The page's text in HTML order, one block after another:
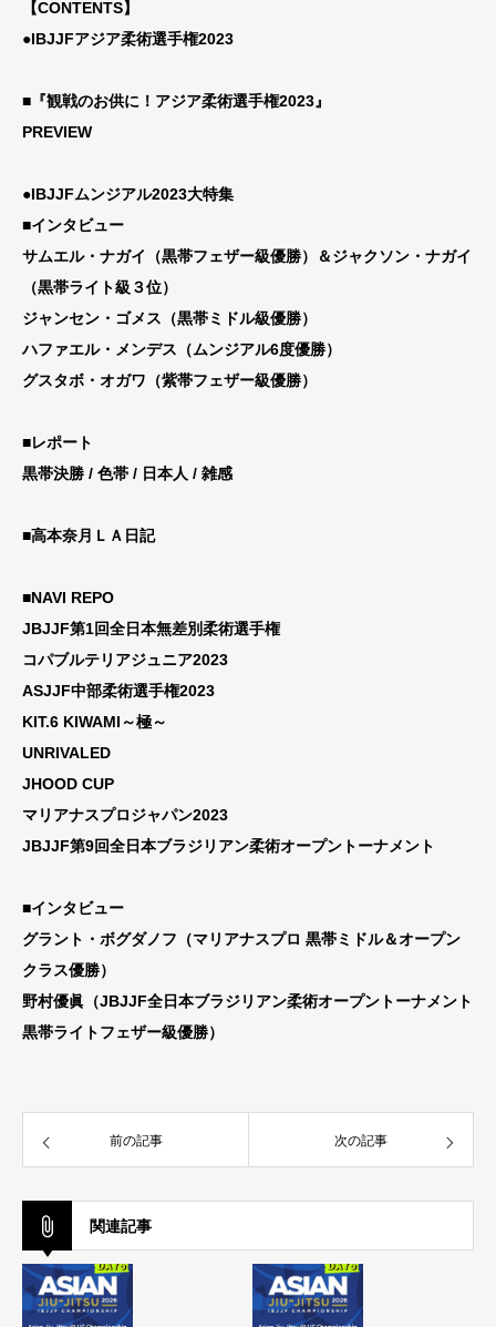
【CONTENTS】
●IBJJFアジア柔術選手権2023
■『観戦のお供に！アジア柔術選手権2023』
PREVIEW
●IBJJFムンジアル2023大特集
■インタビュー
サムエル・ナガイ（黒帯フェザー級優勝）＆ジャクソン・ナガイ
（黒帯ライト級３位）
ジャンセン・ゴメス（黒帯ミドル級優勝）
ハファエル・メンデス（ムンジアル6度優勝）
グスタボ・オガワ（紫帯フェザー級優勝）
■レポート
黒帯決勝 / 色帯 / 日本人 / 雑感
■高本奈月ＬＡ日記
■NAVI REPO
JBJJF第1回全日本無差別柔術選手権
コパブルテリアジュニア2023
ASJJF中部柔術選手権2023
KIT.6 KIWAMI～極～
UNRIVALED
JHOOD CUP
マリアナスプロジャパン2023
JBJJF第9回全日本ブラジリアン柔術オープントーナメント
■インタビュー
グラント・ボグダノフ（マリアナスプロ 黒帯ミドル＆オープン
クラス優勝）
野村優眞（JBJJF全日本ブラジリアン柔術オープントーナメント
黒帯ライトフェザー級優勝）
前の記事 次の記事
関連記事